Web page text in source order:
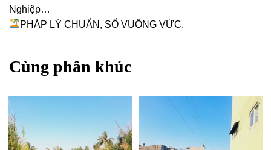
Nghiệp…
PHÁP LÝ CHUẨN, SỔ VUÔNG VỨC.
Cùng phân khúc